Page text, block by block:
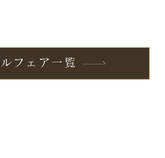
フェア一覧